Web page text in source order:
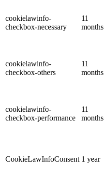
cookielawinfo-
checkbox-necessary
11
months
cookielawinfo-
checkbox-others
11
months
cookielawinfo-
checkbox-performance
11
months
CookieLawInfoConsent 1 year